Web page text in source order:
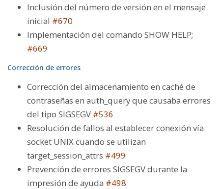
Inclusión del número de versión en el mensaje
inicial #670
Implementación del comando SHOW HELP;
#669
Corrección de errores
Corrección del almacenamiento en caché de
contraseñas en auth_queryque causaba errores
del tipo SIGSEGV #536
Resolución de fallos al establecer conexión vía
socket UNIX cuando se utilizan
target_session_attrs #499
Prevención de errores SIGSEGV durante la
impresión de ayuda #498